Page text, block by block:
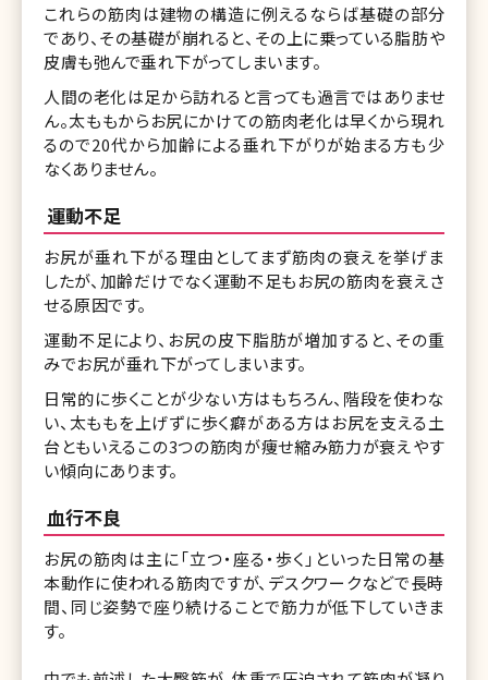
これらの筋肉は建物の構造に例えるならば基礎の部分
であり、その基礎が崩れると、その上に乗っている脂肪や
皮膚も弛んで垂れ下がってしまいます。
人間の老化は足から訪れると言っても過言ではありませ
ん。太ももからお尻にかけての筋肉老化は早くから現れ
るので20代から加齢による垂れ下がりが始まる方も少
なくありません。
運動不足
お尻が垂れ下がる理由としてまず筋肉の衰えを挙げま
したが、加齢だけでなく運動不足もお尻の筋肉を衰えさ
せる原因です。
運動不足により、お尻の皮下脂肪が増加すると、その重
みでお尻が垂れ下がってしまいます。
日常的に歩くことが少ない方はもちろん、階段を使わな
い、太ももを上げずに歩く癖がある方はお尻を支える土
台ともいえるこの3つの筋肉が痩せ縮み筋力が衰えやす
い傾向にあります。
血行不良
お尻の筋肉は主に「立つ・座る・歩く」といった日常の基
本動作に使われる筋肉ですが、デスクワークなどで長時
間、同じ姿勢で座り続けることで筋力が低下していきま
す。